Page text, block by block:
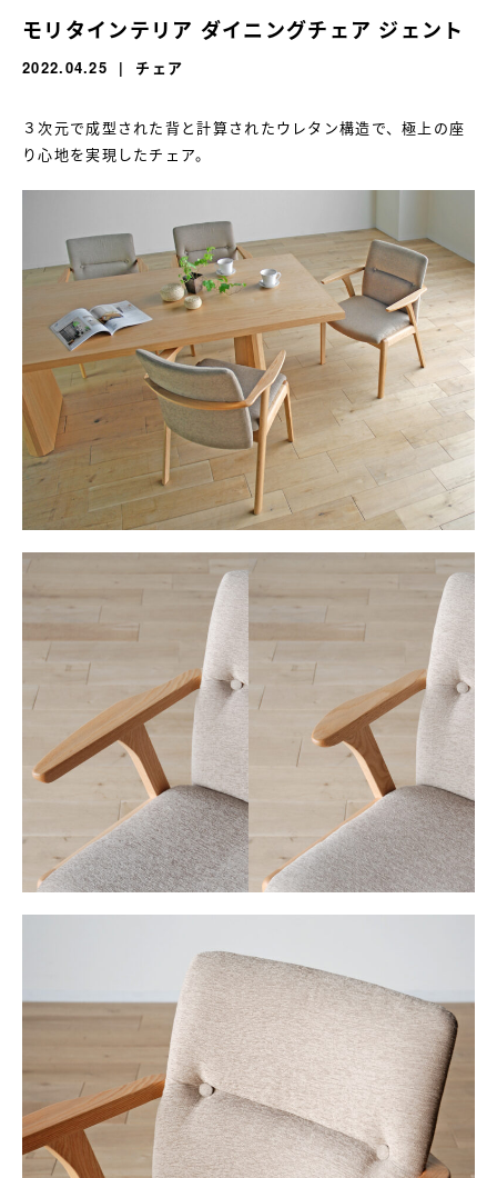
モリタインテリア ダイニングチェア ジェント
2022.04.25 チェア
３次元で成型された背と計算されたウレタン構造で、極上の座
り心地を実現したチェア。